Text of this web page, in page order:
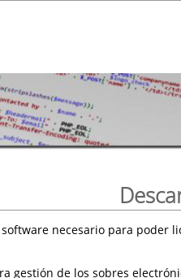
necesario para poder
gestión de los sobres